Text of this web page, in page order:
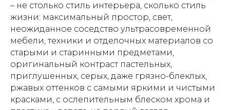
– не столько стиль интерьера, сколько стиль
жизни: максимальный простор, свет,
неожиданное соседство ультрасовременной
мебели, техники и отделочных материалов со
старыми и старинными предметами,
оригинальный контраст пастельных,
приглушенных, серых, даже грязно-блеклых,
ржавых оттенков с самыми яркими и чистыми
красками, с ослепительным блеском хрома и